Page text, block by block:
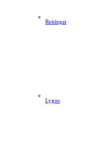
Reitingai
Lygos